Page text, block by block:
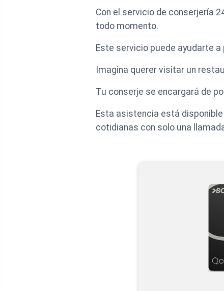
Con el servicio de conserjería
todo momento.
Este servicio puede ayudarte
Imagina querer visitar un
Tu conserje se encargará de
Esta asistencia está
cotidianas con solo una